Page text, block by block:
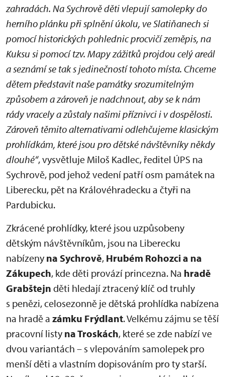
zahradách. Na Sychrově děti vlepují samolepky do
herního plánku při splnění úkolu, ve Slatiňanech si
pomocí historických pohlednic procvičí zeměpis, na
Kuksu si pomocí tzv. Mapy zážitků projdou celý areál
a seznámí se tak s jedinečností tohoto místa. Chceme
dětem představit naše památky srozumitelným
způsobem a zároveň je nadchnout, aby se k nám
rády vracely a zůstaly našimi příznivci i v dospělosti.
Zároveň těmito alternativami odlehčujeme klasickým
prohlídkám, které jsou pro dětské návštěvníky někdy
dlouhé“, vysvětluje Miloš Kadlec, ředitel ÚPS na
Sychrově, pod jehož vedení patří osm památek na
Liberecku, pět na Královéhradecku a čtyři na
Pardubicku.
Zkrácené prohlídky, které jsou uzpůsobeny
dětským návštěvníkům, jsou na Liberecku
nabízeny na Sychrově, Hrubém Rohozci a na
Zákupech, kde děti provází princezna. Na hradě
Grabštejn děti hledají ztracený klíč od truhly
s penězi, celosezonně je dětská prohlídka nabízena
na hradě a zámku Frýdlant. Velkému zájmu se těší
pracovní listy na Troskách, které se zde nabízí ve
dvou variantách – s vlepováním samolepek pro
menší děti a vlastním dopisováním pro ty starší.